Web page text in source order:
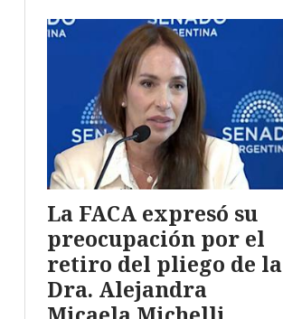
La FACA expresó su
preocupación por el
retiro del pliego de la
Dra. Alejandra